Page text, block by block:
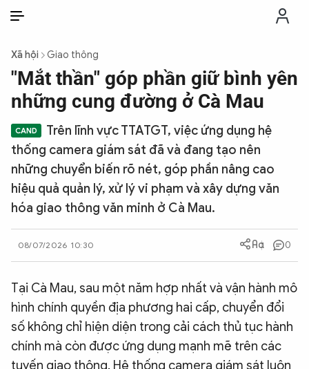
THỜI SỰ
CHỐNG DIỄN BIẾN HÒA BÌNH
CÔNG AN TRONG LÒNG DÂN
XÃ HỘI
PHÁP LUẬT
CÔNG NGHỆ
QUỐC TẾ
Xã hội Giao thông
"Mắt thần" góp phần giữ bình yên
những cung đường ở Cà Mau
Trên lĩnh vực TTATGT, việc ứng dụng hệ
thống camera giám sát đã và đang tạo nên
những chuyển biến rõ nét, góp phần nâng cao
hiệu quả quản lý, xử lý vi phạm và xây dựng văn
hóa giao thông văn minh ở Cà Mau.
08/07/2026 10:30 0
Tại Cà Mau, sau một năm hợp nhất và vận hành mô
hình chính quyền địa phương hai cấp, chuyển đổi
số không chỉ hiện diện trong cải cách thủ tục hành
chính mà còn được ứng dụng mạnh mẽ trên các
tuyến giao thông. Hệ thống camera giám sát luôn